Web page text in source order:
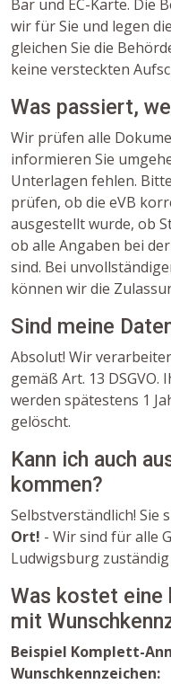
Bar und EC-Karte. Die
wir für Sie und legen
gleichen Sie die
keine versteckten
Was passiert,
Wir prüfen alle
informieren Sie
Unterlagen fehlen.
prüfen, ob die eVB
ausgestellt wurde, ob
ob alle Angaben bei
sind. Bei
können wir die
Sind meine
Absolut! Wir
gemäß Art. 13
werden spätestens 1
gelöscht.
Kann ich auch
kommen?
Selbstverständlich! Sie
Ort! - Wir sind für alle
Ludwigsburg
Was kostet eine
mit
Beispiel Komplett-
Wunschkennzeichen: